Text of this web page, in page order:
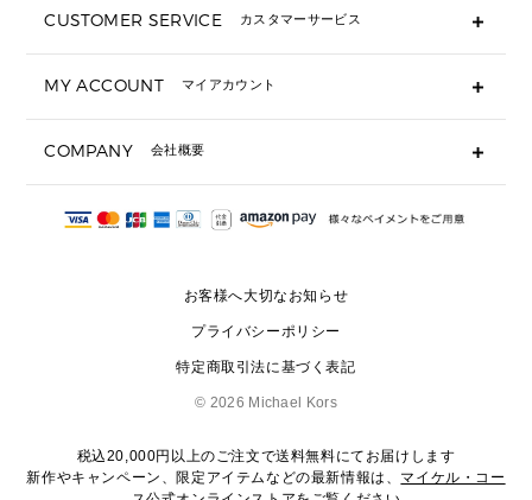
▶ 小物すべて
定期ケース・カードケース・名刺入れ
サンダル
スニーカー
▶ ウェア
CUSTOMER SERVICE カスタマーサービス
ギフト用にラッピングができますか？
ショッピングバッグを購入商品分送ってもらえますか？
注文後に完了メールが受信できないのですが？
サイズ交換はできますか？
MY ACCOUNT マイアカウント
COMPANY 会社概要
会社概要
お客様へ大切なお知らせ
プライバシーポリシー
特定商取引法に基づく表記
© 2026 Michael Kors
税込20,000円以上のご注文で送料無料にてお届けします
新作やキャンペーン、限定アイテムなどの最新情報は、 マイケル・コー